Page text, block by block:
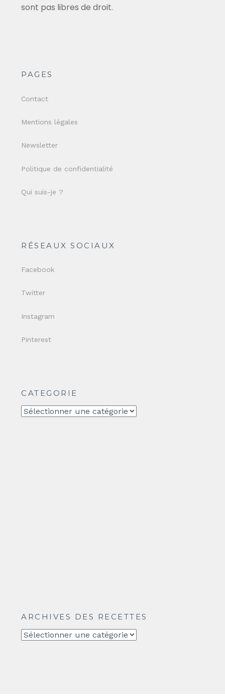
sont pas libres de droit.
PAGES
Contact
Mentions légales
Newsletter
Politique de confidentialité
Qui suis-je ?
RÉSEAUX SOCIAUX
Facebook
Twitter
Instagram
Pinterest
CATEGORIE
CATEGORIE
ARCHIVES DES RECETTES
Archives